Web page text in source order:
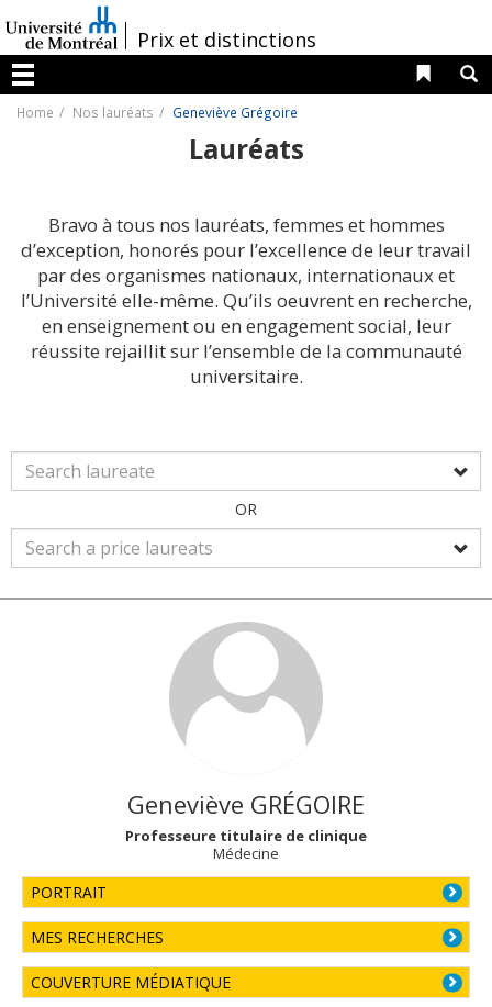
au
contenu
/Prix et distinctions
Menu
Liens
Home Nos lauréats Geneviève Grégoire
Lauréats
Bravo à tous nos lauréats, femmes et hommes
d’exception, honorés pour l’excellence de leur travail
par des organismes nationaux, internationaux et
l’Université elle-même. Qu’ils oeuvrent en recherche,
en enseignement ou en engagement social, leur
réussite rejaillit sur l’ensemble de la communauté
universitaire.
OR
Geneviève GRÉGOIRE
Professeure titulaire de clinique
Médecine
PORTRAIT
MES RECHERCHES
COUVERTURE MÉDIATIQUE